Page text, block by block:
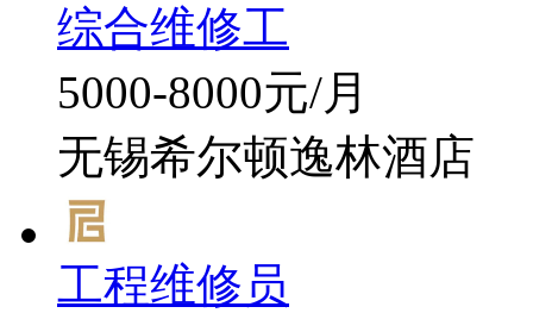
综合维修工
5000-8000元/月
无锡希尔顿逸林酒店
工程维修员